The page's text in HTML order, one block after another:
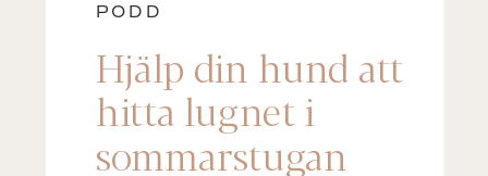
PODD
Hjälp din hund att
hitta lugnet i
sommarstugan